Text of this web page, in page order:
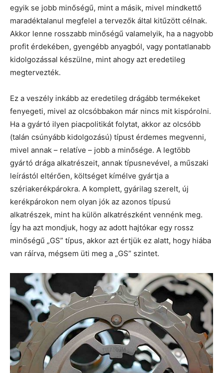
egyik se jobb minőségű, mint a másik, mivel mindkettő
maradéktalanul megfelel a tervezők által kitűzött célnak.
Akkor lenne rosszabb minőségű valamelyik, ha a nagyobb
profit érdekében, gyengébb anyagból, vagy pontatlanabb
kidolgozással készülne, mint ahogy azt eredetileg
megtervezték.
Ez a veszély inkább az eredetileg drágább termékeket
fenyegeti, mivel az olcsóbbakon már nincs mit kispórolni.
Ha a gyártó ilyen piacpolitikát folytat, akkor az olcsóbb
(talán csúnyább kidolgozású) típust érdemes megvenni,
mivel annak – relatíve – jobb a minősége. A legtöbb
gyártó drága alkatrészeit, annak típusnevével, a műszaki
leírástól eltérően, költséget kímélve gyártja a
szériakerékpárokra. A komplett, gyárilag szerelt, új
kerékpárokon nem olyan jók az azonos típusú
alkatrészek, mint ha külön alkatrészként vennénk meg.
Így ha azt mondjuk, hogy az adott hajtókar egy rossz
minőségű „GS” típus, akkor azt értjük ez alatt, hogy hiába
van ráírva, mégsem üti meg a „GS” szintet.